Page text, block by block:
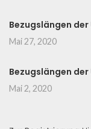
Bezugslängen
Mai 27, 2020
Bezugslängen
Mai 2, 2020